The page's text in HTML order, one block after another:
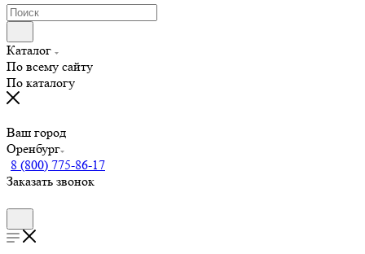
Каталог
По всему сайту
По каталогу
Ваш город
Оренбург
8 (800) 775-86-17
Заказать звонок